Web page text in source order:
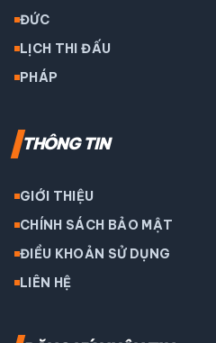
ĐỨC
LỊCH THI ĐẤU
PHÁP
THÔNG TIN
GIỚI THIỆU
CHÍNH SÁCH BẢO MẬT
ĐIỀU KHOẢN SỬ DỤNG
LIÊN HỆ